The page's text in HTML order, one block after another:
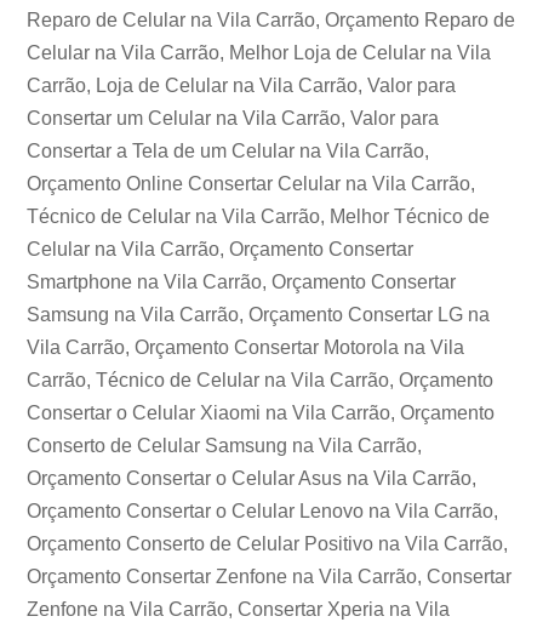
Reparo de Celular na Vila Carrão, Orçamento Reparo de
Celular na Vila Carrão, Melhor Loja de Celular na Vila
Carrão, Loja de Celular na Vila Carrão, Valor para
Consertar um Celular na Vila Carrão, Valor para
Consertar a Tela de um Celular na Vila Carrão,
Orçamento Online Consertar Celular na Vila Carrão,
Técnico de Celular na Vila Carrão, Melhor Técnico de
Celular na Vila Carrão, Orçamento Consertar
Smartphone na Vila Carrão, Orçamento Consertar
Samsung na Vila Carrão, Orçamento Consertar LG na
Vila Carrão, Orçamento Consertar Motorola na Vila
Carrão, Técnico de Celular na Vila Carrão, Orçamento
Consertar o Celular Xiaomi na Vila Carrão, Orçamento
Conserto de Celular Samsung na Vila Carrão,
Orçamento Consertar o Celular Asus na Vila Carrão,
Orçamento Consertar o Celular Lenovo na Vila Carrão,
Orçamento Conserto de Celular Positivo na Vila Carrão,
Orçamento Consertar Zenfone na Vila Carrão, Consertar
Zenfone na Vila Carrão, Consertar Xperia na Vila